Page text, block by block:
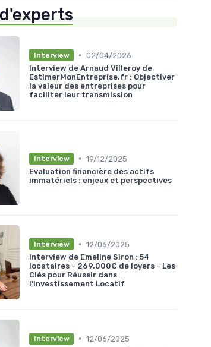
Interview • 02/04/2026
Interview de Arnaud Villeroy de
EstimerMonEntreprise.fr : Objectiver
la valeur des entreprises pour
faciliter leur transmission
Interview • 19/12/2025
Evaluation financière des actifs
immatériels : enjeux et perspectives
Interview • 12/06/2025
Interview de Emeline Siron : 54
locataires - 269.000€ de loyers - Les
Clés pour Réussir dans
l'Investissement Locatif
Interview • 12/06/2025